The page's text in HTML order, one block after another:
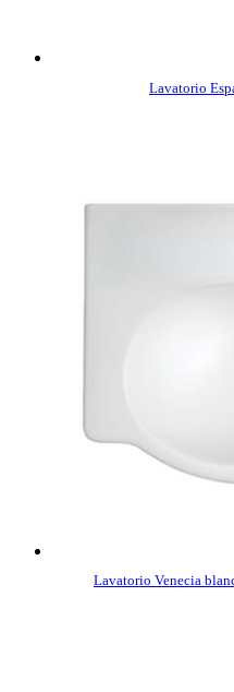
Lavatorio
Lavatorio Venecia